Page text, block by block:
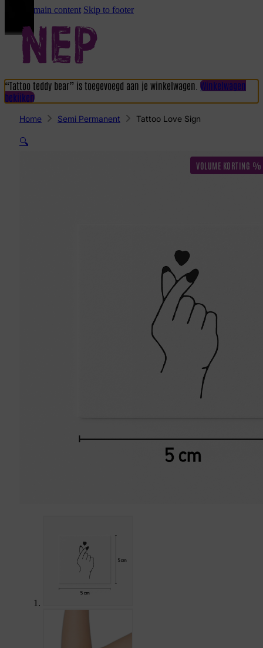
Skip to main content Skip to footer
“Tattoo teddy bear” is toegevoegd aan je winkelwagen. Winkelwagen
bekijken
Home Semi Permanent Tattoo Love Sign
🔍